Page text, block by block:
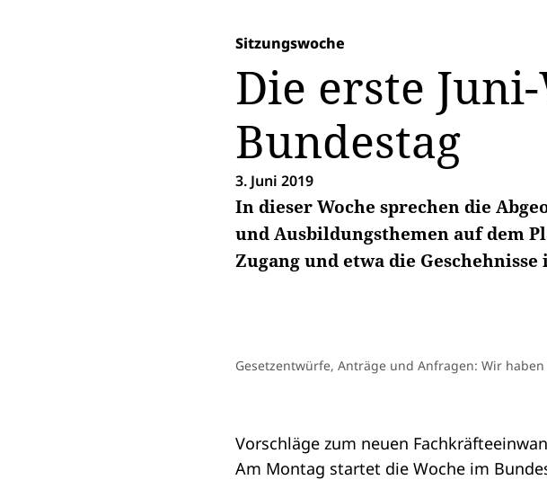
Sitzungswoche
Die erste
Bundestag
3. Juni 2019
In dieser Woche sprechen die
und Ausbildungsthemen auf dem
Zugang und etwa die
Gesetzentwürfe, Anträge und Anfragen: Wir
Vorschläge zum neuen
Am Montag startet die Woche im